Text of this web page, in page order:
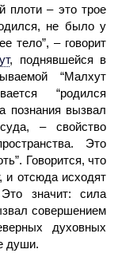
плоти – это трое
не было у
тело”, – говорит
, поднявшейся в
“Малхут
“родился
познания вызвал
– свойство
Это
Говорится, что
и отсюда исходят
значит: сила
совершением
духовных
души.